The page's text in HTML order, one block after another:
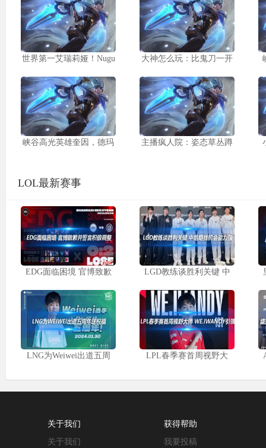
世界第一艾瑞莉娅！Nugu 大神怎么玩：比鬼刀一开
峡谷高光英雄奎因，德玛 主播疯人院：姿态草丛蹲
LOL最新赛事
EDG面临困境 官博致歉 LGD教练谈胜利关键 中
LNG为Weiwei出道五周 LPL春季赛首周视野大
关于我们
关于我们
获得帮助
我要投稿